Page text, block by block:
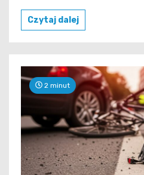
Czytaj dalej
2 minut